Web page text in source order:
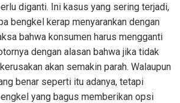
diganti. Ini kasus yang sering terjadi,
bengkel kerap menyarankan dengan
bahwa konsumen harus mengganti
dengan alasan bahwa jika tidak
akan semakin parah. Walaupun
benar seperti itu adanya, tetapi
yang bagus memberikan opsi